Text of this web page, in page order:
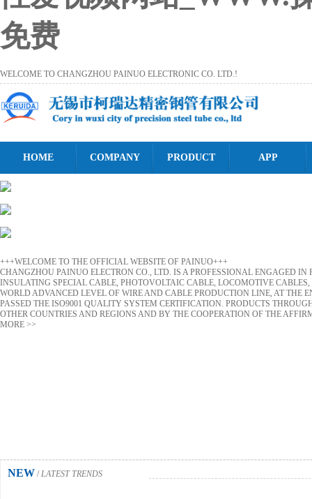
免费
WELCOME TO CHANGZHOU PAINUO ELECTRONIC CO. LTD.!
HOME COMPANY PRODUCT APP
+++WELCOME TO THE OFFICIAL WEBSITE OF PAINUO+++
CHANGZHOU PAINUO ELECTRON CO., LTD. IS A PROFESSIONAL ENGAGED
INSULATING SPECIAL CABLE, PHOTOVOLTAIC CABLE, LOCOMOTIVE
WORLD ADVANCED LEVEL OF WIRE AND CABLE PRODUCTION LINE, AT THE
PASSED THE ISO9001 QUALITY SYSTEM CERTIFICATION. PRODUCTS
OTHER COUNTRIES AND REGIONS AND BY THE COOPERATION OF THE
MORE >>
NEW /LATEST TRENDS